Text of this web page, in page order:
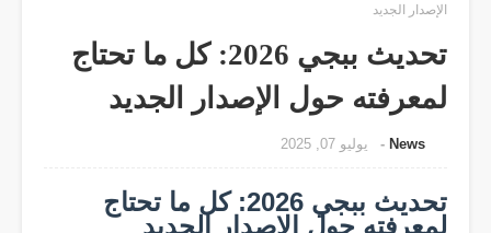
الإصدار الجديد
تحديث ببجي 2026: كل ما تحتاج
لمعرفته حول الإصدار الجديد
News يوليو 07, 2025
تحديث ببجي 2026: كل ما تحتاج
لمعرفته حول الإصدار الجديد